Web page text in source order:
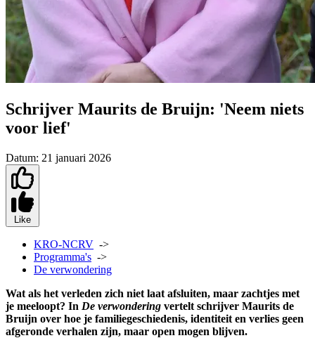
Schrijver Maurits de Bruijn: 'Neem niets
voor lief'
Datum: 21 januari 2026
Like
KRO-NCRV ->
Programma's ->
De verwondering
Wat als het verleden zich niet laat afsluiten, maar zachtjes met
je meeloopt? In De verwondering vertelt schrijver Maurits de
Bruijn over hoe je familiegeschiedenis, identiteit en verlies geen
afgeronde verhalen zijn, maar open mogen blijven.